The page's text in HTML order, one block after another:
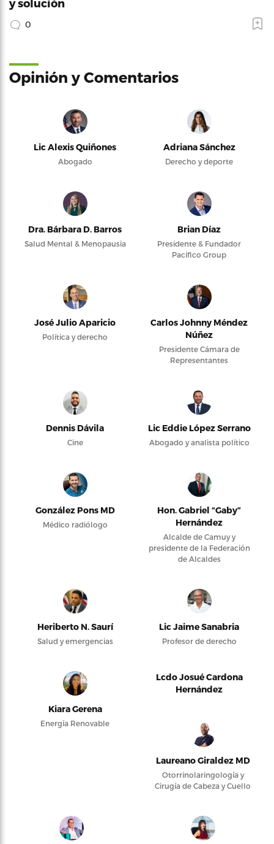
y solución
0
Opinión y Comentarios
Lic Alexis Quiñones
Abogado
Adriana Sánchez
Derecho y deporte
Dra. Bárbara D. Barros
Salud Mental & Menopausia
Brian Díaz
Presidente & Fundador
Pacifico Group
José Julio Aparicio
Política y derecho
Carlos Johnny Méndez
Núñez
Presidente Cámara de
Representantes
Dennis Dávila
Cine
Lic Eddie López Serrano
Abogado y analista político
González Pons MD
Médico radiólogo
Hon. Gabriel “Gaby”
Hernández
Alcalde de Camuy y
presidente de la Federación
de Alcaldes
Heriberto N. Saurí
Salud y emergencias
Lic Jaime Sanabria
Profesor de derecho
Kiara Gerena
Energía Renovable
Lcdo Josué Cardona
Hernández
Laureano Giraldez MD
Otorrinolaringología y
Cirugía de Cabeza y Cuello